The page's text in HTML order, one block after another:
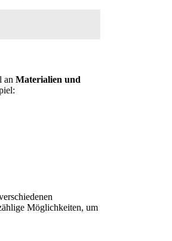
an Materialien und
Möglichkeiten, um